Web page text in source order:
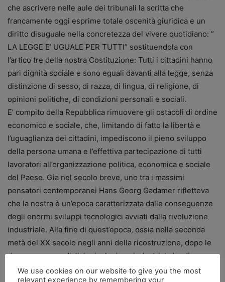
che ascrivere nelle aule dei tribunali la scritta che
francamente oggi esprime totale oscenità giuridica e un
diritto disuguale nella concretezza del vivere quotidiano: ”
LA LEGGE E’ UGUALE PER TUTTI” sostituendola con
l’artico tre della nostra Costituzione: Tutti i cittadini hanno
pari dignità sociale e sono eguali davanti alla legge, senza
distinzione di sesso, di razza, di lingua, di religione, di
opinioni politiche, di condizioni personali e sociali.
E’ compito della Repubblica rimuovere gli ostacoli di ordine
economico e sociale, che, limitando di fatto la libertà e
l’uguaglianza dei cittadini, impediscono il pieno sviluppo
della persona umana e l’effettiva partecipazione di tutti
lavoratori all’organizzazione politica, economica e sociale
del Paese. Gia nel secolo breve, uno tra i massimi
pensatori contemporanei Hans Georg Gadamer rifletteva
che la nostra è un’epoca caratterizzata dalle conseguenze
degli enormi sviluppi tecnologici avviati dalla rivoluzione
industriale. Alla fine di quest’epoca, ossia nella seconda
metà del XX secolo negli anni della ricostruzione, dopo le
due guerre mondiali, la rivoluzione industriale ha di nuovo
raggiunto le proporzione di un’onda che tutto sommerge e
We use cookies on our website to give you the most
relevant experience by remembering your